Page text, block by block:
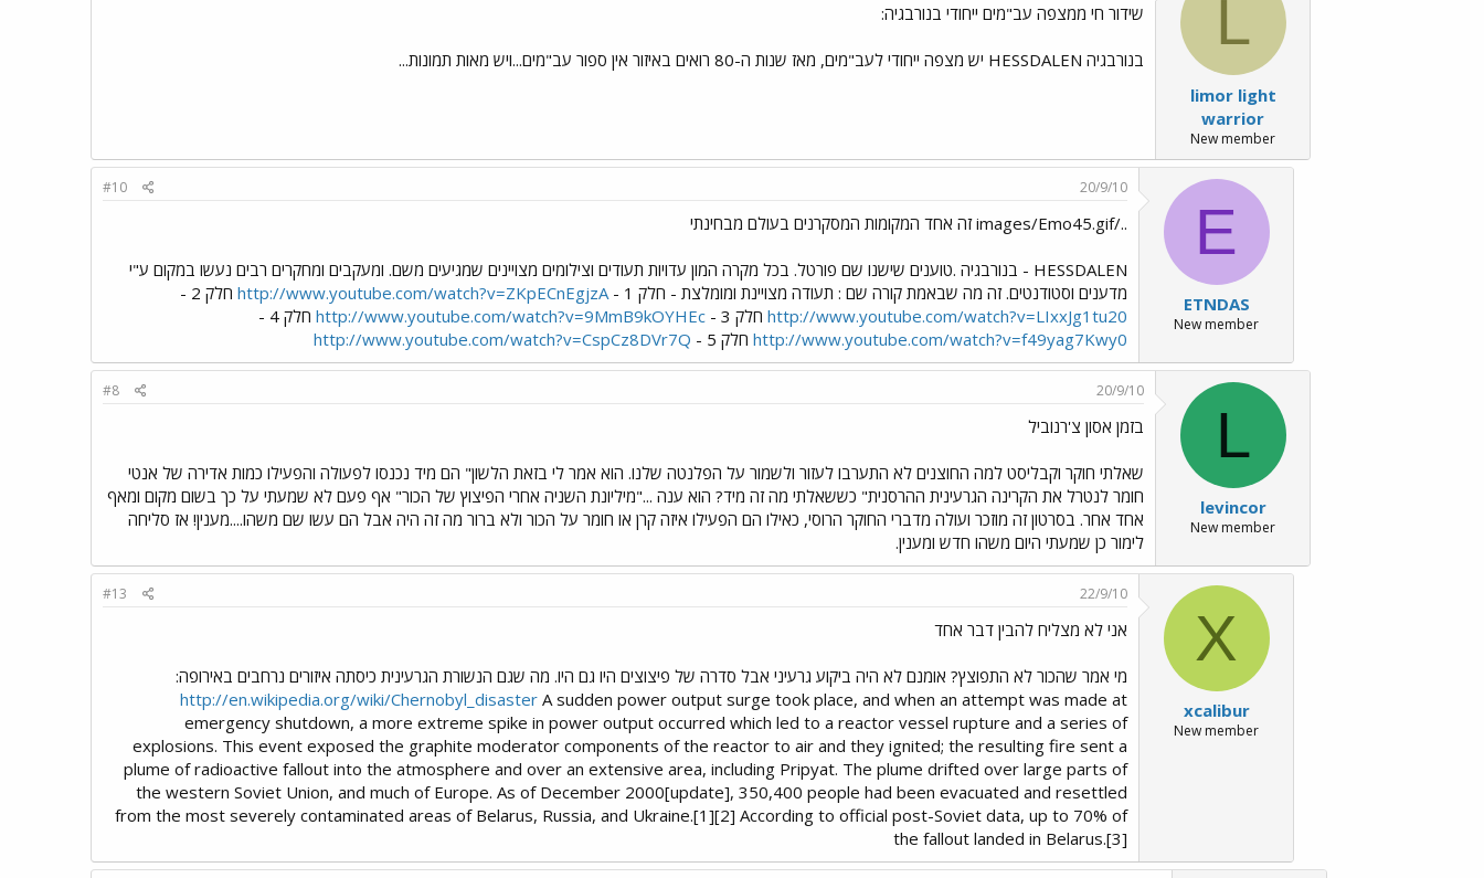
L
limor light
warrior
New member
שידור חי ממצפה עב"מים ייחודי בנורבגיה:
בנורבגיה HESSDALEN יש מצפה ייחודי לעב"מים, מאז שנות ה-80 רואים באיזור אין ספור עב"מים...ויש מאות תמונות...
E
ETNDAS
New member
20/9/10
#10
../images/Emo45.gif זה אחד המקומות המסקרנים בעולם מבחינתי
HESSDALEN - בנורבגיה .טוענים שישנו שם פורטל. בכל מקרה המון עדויות תעודים וצילומים מצויינים שמגיעים משם. ומעקבים ומחקרים רבים נעשו במקום ע"י
מדענים וסטודנטים. זה מה שבאמת קורה שם : תעודה מצויינת ומומלצת - חלק 1 -
http://www.youtube.com/watch?v=ZKpECnEgjzA חלק 2 -
http://www.youtube.com/watch?v=LIxxJg1tu20 חלק 3 - http://www.youtube.com/watch?v=9MmB9kOYHEc חלק 4 -
http://www.youtube.com/watch?v=f49yag7Kwy0 חלק 5 - http://www.youtube.com/watch?v=CspCz8DVr7Q
L
levincor
New member
20/9/10
#8
בזמן אסון צ'רנוביל
שאלתי חוקר וקבליסט למה החוצנים לא התערבו לעזור ולשמור על הפלנטה שלנו. הוא אמר לי בזאת הלשון" הם מיד נכנסו לפעולה והפעילו כמות אדירה של אנטי
חומר לנטרל את הקרינה הגרעינית ההרסנית" כששאלתי מה זה מיד? הוא ענה ..."מיליונת השניה אחרי הפיצוץ של הכור" אף פעם לא שמעתי על כך בשום מקום ומאף
אחד אחר. בסרטון זה מוזכר ועולה מדברי החוקר הרוסי, כאילו הם הפעילו איזה קרן או חומר על הכור ולא ברור מה זה היה אבל הם עשו שם משהו....מענין! אז סליחה
לימור כן שמעתי היום משהו חדש ומענין.
X
xcalibur
New member
22/9/10
#13
אני לא מצליח להבין דבר אחד
מי אמר שהכור לא התפוצץ? אומנם לא היה ביקוע גרעיני אבל סדרה של פיצוצים היו גם היו. מה שגם הנשורת הגרעינית כיסתה איזורים נרחבים באירופה:
http://en.wikipedia.org/wiki/Chernobyl_disaster A sudden power output surge took place, and when an attempt was made at
emergency shutdown, a more extreme spike in power output occurred which led to a reactor vessel rupture and a series of
explosions. This event exposed the graphite moderator components of the reactor to air and they ignited; the resulting fire sent a
plume of radioactive fallout into the atmosphere and over an extensive area, including Pripyat. The plume drifted over large parts of
the western Soviet Union, and much of Europe. As of December 2000[update], 350,400 people had been evacuated and resettled
from the most severely contaminated areas of Belarus, Russia, and Ukraine.[1][2] According to official post-Soviet data, up to 70% of
the fallout landed in Belarus.[3]